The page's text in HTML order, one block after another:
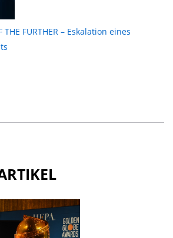
THE FURTHER – Eskalation eines